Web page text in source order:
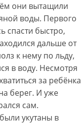
они вытащили
воды. Первого
спасти быстро,
дальше от
к нему по льду,
в воду. Несмотря
за ребёнка
берег. И уже
сам.
укутаны в